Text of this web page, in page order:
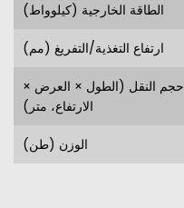
الطاقة الخارجية (كيلوواط)
ارتفاع التغذية/التفريغ (مم)
حجم النقل (الطول × العرض ×
الارتفاع، متر)
الوزن (طن)